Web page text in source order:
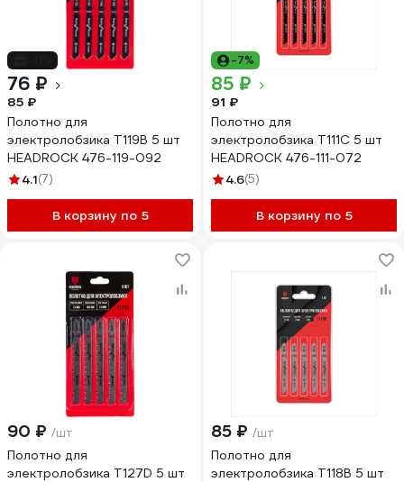
76 ₽
85 ₽
Полотно для
электролобзика T119B 5 шт
HEADROCK 476-119-092
4.1(7)
В корзину по 5
-7%
85 ₽
91 ₽
Полотно для
электролобзика T111C 5 шт
HEADROCK 476-111-072
4.6(5)
В корзину по 5
90 ₽ /шт
Полотно для
электролобзика T127D 5 шт
85 ₽ /шт
Полотно для
электролобзика T118B 5 шт